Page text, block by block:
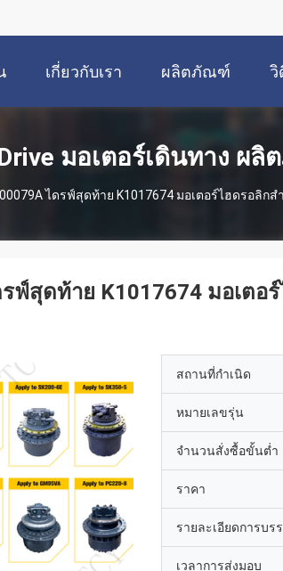
เกี่ยวกับเรา ผลิตภัณฑ์ วิ
มอเตอร์เดินทาง ผ
ไดรฟ์สุดท้าย K1017674 มอเตอร์ไฮดรอลิกส
ฟ์สุดท้าย K1017674 มอเตอ
สถานที่กำเนิด
หมายเลขรุ่น
จำนวนสั่งซื้อขั้นต่ำ
ราคา
รายละเอียดการบร
เวลาการส่งมอบ